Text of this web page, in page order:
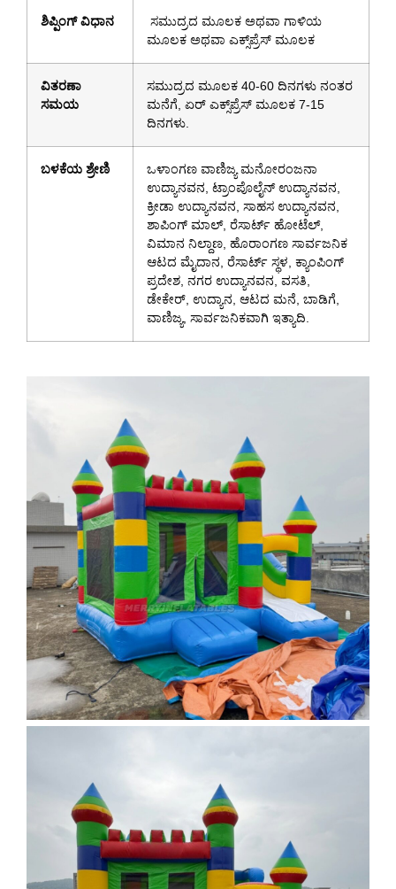
ಶಿಪ್ಪಿಂಗ್ ವಿಧಾನ
ಸಮುದ್ರದ ಮೂಲಕ ಅಥವಾ ಗಾಳಿಯ
ಮೂಲಕ ಅಥವಾ ಎಕ್ಸ್‌ಪ್ರೆಸ್ ಮೂಲಕ
ವಿತರಣಾ
ಸಮಯ
ಸಮುದ್ರದ ಮೂಲಕ 40-60 ದಿನಗಳು ನಂತರ
ಮನೆಗೆ, ಏರ್ ಎಕ್ಸ್‌ಪ್ರೆಸ್ ಮೂಲಕ 7-15
ದಿನಗಳು.
ಬಳಕೆಯ ಶ್ರೇಣಿ
ಒಳಾಂಗಣ ವಾಣಿಜ್ಯ ಮನೋರಂಜನಾ
ಉದ್ಯಾನವನ, ಟ್ರಾಂಪೊಲೈನ್ ಉದ್ಯಾನವನ,
ಕ್ರೀಡಾ ಉದ್ಯಾನವನ, ಸಾಹಸ ಉದ್ಯಾನವನ,
ಶಾಪಿಂಗ್ ಮಾಲ್, ರೆಸಾರ್ಟ್ ಹೋಟೆಲ್,
ವಿಮಾನ ನಿಲ್ದಾಣ, ಹೊರಾಂಗಣ ಸಾರ್ವಜನಿಕ
ಆಟದ ಮೈದಾನ, ರೆಸಾರ್ಟ್ ಸ್ಥಳ, ಕ್ಯಾಂಪಿಂಗ್
ಪ್ರದೇಶ, ನಗರ ಉದ್ಯಾನವನ, ವಸತಿ,
ಡೇಕೇರ್, ಉದ್ಯಾನ, ಆಟದ ಮನೆ, ಬಾಡಿಗೆ,
ವಾಣಿಜ್ಯ, ಸಾರ್ವಜನಿಕವಾಗಿ ಇತ್ಯಾದಿ.